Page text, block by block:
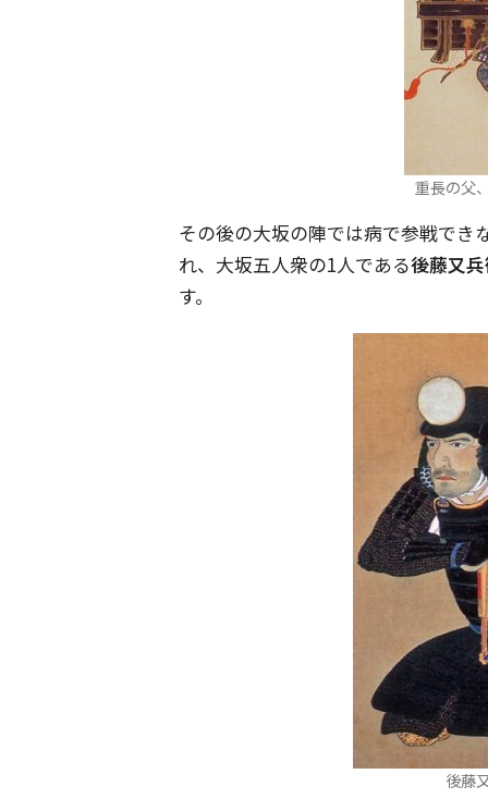
重長の父
その後の大坂の陣では病で参戦でき
れ、大坂五人衆の1人である後藤又
す。
後藤